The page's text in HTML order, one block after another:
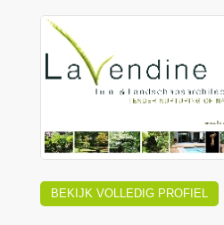
BEKIJK VOLLEDIG PROFIEL